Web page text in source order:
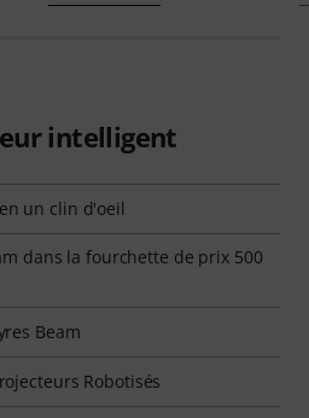
intelligent
un clin d'oeil
dans la fourchette de prix 500
Beam
Robotisés